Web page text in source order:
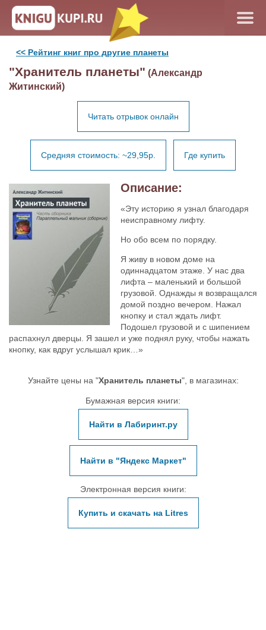
<< Рейтинг книг про другие планеты
"Хранитель планеты" (Александр
Житинский)
Читать отрывок онлайн
Средняя стоимость: ~29,95р. Где купить
Описание:
«Эту историю я узнал благодаря
неисправному лифту.
Но обо всем по порядку.
Я живу в новом доме на
одиннадцатом этаже. У нас два
лифта – маленький и большой
грузовой. Однажды я возвращался
домой поздно вечером. Нажал
кнопку и стал ждать лифт.
Подошел грузовой и с шипением
распахнул дверцы. Я зашел и уже поднял руку, чтобы нажать
кнопку, как вдруг услышал крик…»
Узнайте цены на "Хранитель планеты", в магазинах:
Бумажная версия книги:
Найти в Лабиринт.ру
Найти в "Яндекс Маркет"
Электронная версия книги:
Купить и скачать на Litres